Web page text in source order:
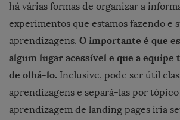
há várias formas de organizar a
experimentos que estamos fazendo e
aprendizagens. O importante é que
algum lugar acessível e que a equipe
de olhá-lo. Inclusive, pode ser útil
aprendizagens e separá-las por
aprendizagem de landing pages iria